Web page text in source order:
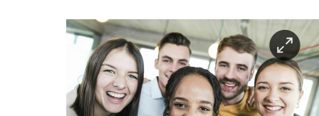
wahrheit